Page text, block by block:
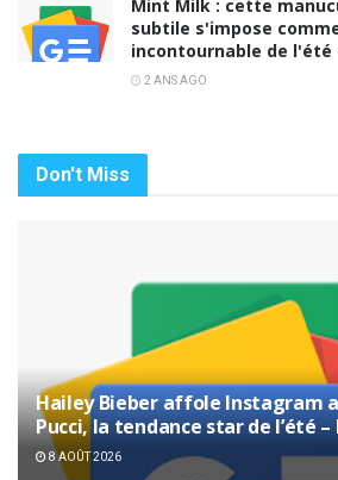
Mint Milk : cette
subtile s'impose
incontournable de l'été
2 ANS AGO
Don't Miss
Hailey Bieber affole Instagram
Pucci, la tendance star de l’été
8 AOÛT 2026